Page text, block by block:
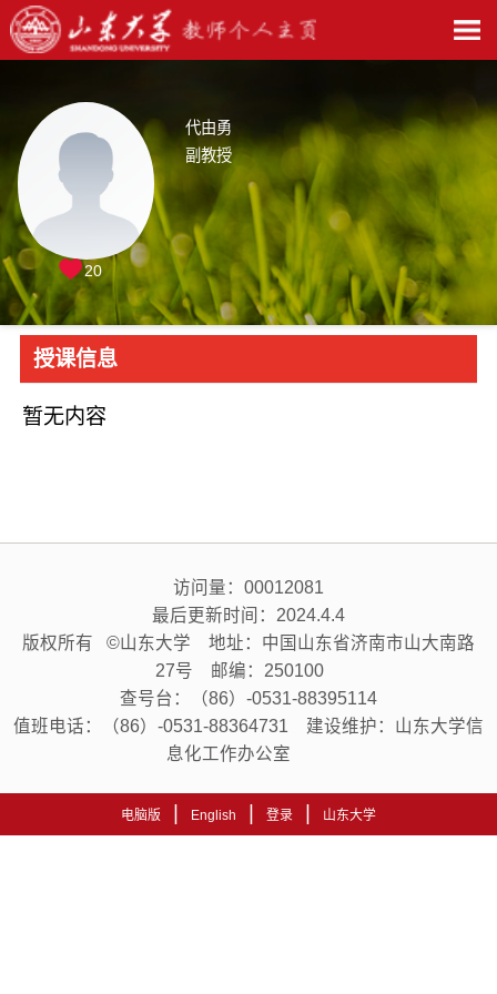
代由勇
副教授
20
授课信息
暂无内容
访问量： 00012081
最后更新时间： 2024.4.4
版权所有 ©山东大学 地址：中国山东省济南市山大南路
27号 邮编：250100
查号台：（86）-0531-88395114
值班电话：（86）-0531-88364731 建设维护：山东大学信
息化工作办公室
电脑版 English 登录 山东大学